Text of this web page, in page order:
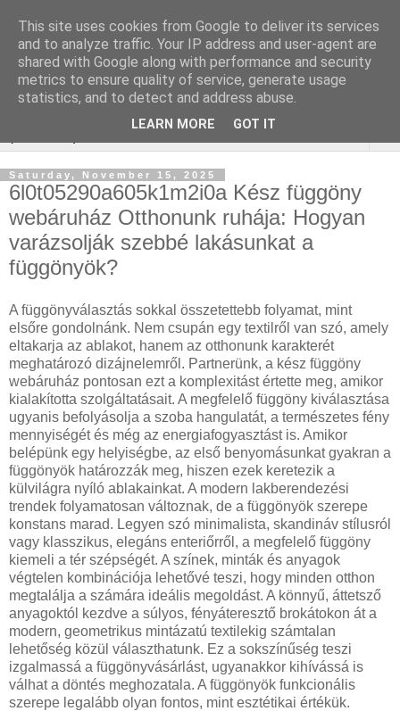
Keresőoptimalizálás :
gépjármű felmérés
Saturday, November 15, 2025
6l0t05290a605k1m2i0a Kész függöny
webáruház Otthonunk ruhája: Hogyan
varázsolják szebbé lakásunkat a
függönyök?
A függönyválasztás sokkal összetettebb folyamat, mint
elsőre gondolnánk. Nem csupán egy textilről van szó, amely
eltakarja az ablakot, hanem az otthonunk karakterét
meghatározó dizájnelemről. Partnerünk, a kész függöny
webáruház pontosan ezt a komplexitást értette meg, amikor
kialakította szolgáltatásait. A megfelelő függöny kiválasztása
ugyanis befolyásolja a szoba hangulatát, a természetes fény
mennyiségét és még az energiafogyasztást is. Amikor
belépünk egy helyiségbe, az első benyomásunkat gyakran a
függönyök határozzák meg, hiszen ezek keretezik a
külvilágra nyíló ablakainkat. A modern lakberendezési
trendek folyamatosan változnak, de a függönyök szerepe
konstans marad. Legyen szó minimalista, skandináv stílusról
vagy klasszikus, elegáns enteriőrről, a megfelelő függöny
kiemeli a tér szépségét. A színek, minták és anyagok
végtelen kombinációja lehetővé teszi, hogy minden otthon
megtalálja a számára ideális megoldást. A könnyű, áttetsző
anyagoktól kezdve a súlyos, fényáteresztő brokátokon át a
modern, geometrikus mintázatú textilekig számtalan
lehetőség közül választhatunk. Ez a sokszínűség teszi
izgalmassá a függönyvásárlást, ugyanakkor kihívássá is
válhat a döntés meghozatala. A függönyök funkcionális
szerepe legalább olyan fontos, mint esztétikai értékük.
This site uses cookies from Google to deliver its services
and to analyze traffic. Your IP address and user-agent are
shared with Google along with performance and security
metrics to ensure quality of service, generate usage
statistics, and to detect and address abuse.
LEARN MORE GOT IT